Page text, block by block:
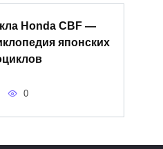
Honda CBF —
японских
0